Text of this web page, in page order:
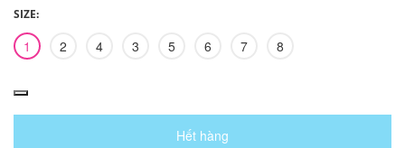
SIZE:
1 2 4 3 5 6 7 8
Hết hàng